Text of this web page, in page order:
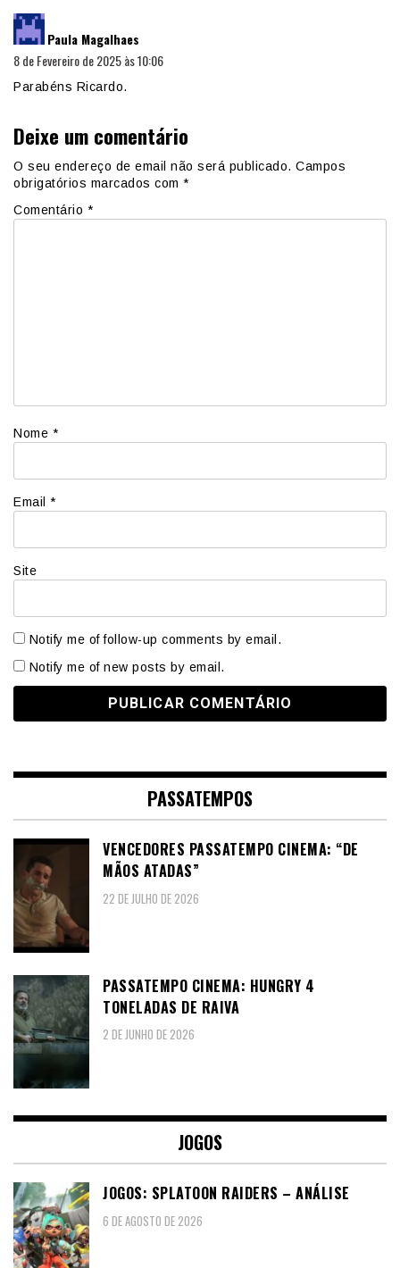
Paula Magalhaes
8 de Fevereiro de 2025 às 10:06
Parabéns Ricardo.
Deixe um comentário
O seu endereço de email não será publicado. Campos
obrigatórios marcados com *
Comentário *
Nome *
Email *
Site
Notify me of follow-up comments by email.
Notify me of new posts by email.
PASSATEMPOS
VENCEDORES PASSATEMPO CINEMA: “DE
MÃOS ATADAS”
22 DE JULHO DE 2026
PASSATEMPO CINEMA: HUNGRY 4
TONELADAS DE RAIVA
2 DE JUNHO DE 2026
JOGOS
JOGOS: SPLATOON RAIDERS – ANÁLISE
6 DE AGOSTO DE 2026